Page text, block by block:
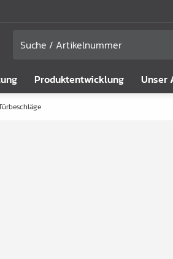
Produktentwicklung Unser